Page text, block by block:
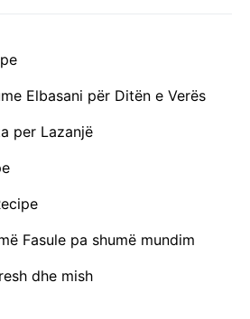
Elbasani për Ditën e Verës
per Lazanjë
Fasule pa shumë mundim
dhe mish